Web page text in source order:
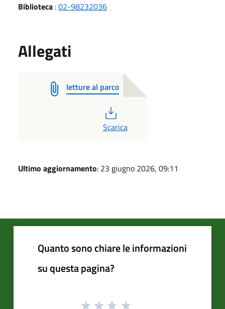
Biblioteca :02-98232036
Allegati
letture al parco
PDF
Scarica
Ultimo aggiornamento: 23 giugno 2026, 09:11
Quanto sono chiare le informazioni
su questa pagina?